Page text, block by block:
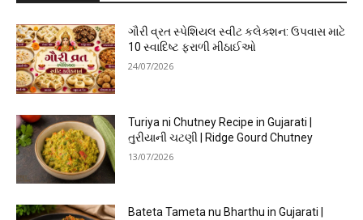
ગૌરી વ્રત સ્પેશિયલ સ્વીટ કલેક્શન: ઉપવાસ માટે
10 સ્વાદિષ્ટ ફરાળી મીઠાઈઓ
24/07/2026
Turiya ni Chutney Recipe in Gujarati |
તુરીયાની ચટણી | Ridge Gourd Chutney
13/07/2026
Bateta Tameta nu Bharthu in Gujarati |